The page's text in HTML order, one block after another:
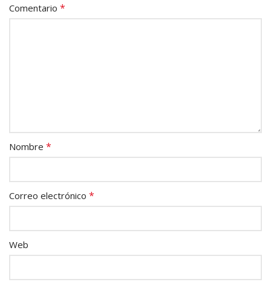
Comentario *
Nombre *
Correo electrónico *
Web